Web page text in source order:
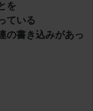
を
ている
の書き込みがあっ